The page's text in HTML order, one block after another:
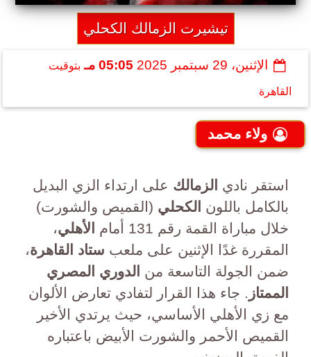
تيشيرت الزمالك الكحلي
الإثنين، 29 سبتمبر 2025 05:05 مـ بتوقيت
القاهرة
ولاء محمد
استقر نادي الزمالك على ارتداء الزي البديل
بالكامل باللون الكحلي (القميص والشورت)
خلال مباراة القمة رقم 131 أمام
الأهلي،
المقررة غدًا الإثنين على ملعب ستاد القاهرة،
ضمن الجولة التاسعة من الدوري المصري
الممتاز . جاء هذا القرار لتفادي تعارض الألوان
مع زي الأهلي الأساسي، حيث يرتدي الأخير
القميص الأحمر والشورت الأبيض باعتباره